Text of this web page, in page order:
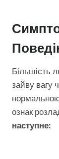
Більшість
зайву вагу
ознак
наступне: